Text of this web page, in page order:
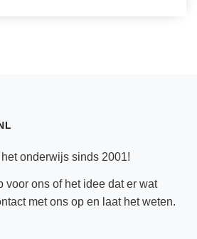
onderwijs sinds 2001!
voor ons of het idee dat er wat
met ons op en laat het weten.